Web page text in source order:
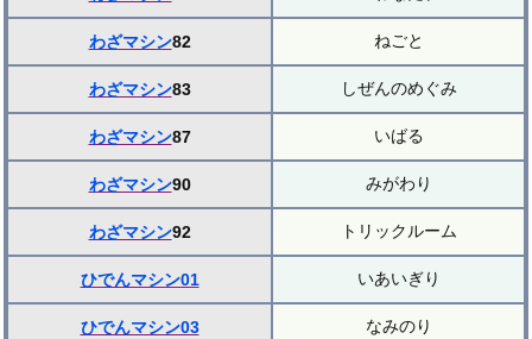
わざマシン82 ねごと
わざマシン83 しぜんのめぐみ
わざマシン87 いばる
わざマシン90 みがわり
わざマシン92 トリックルーム
ひでんマシン01 いあいぎり
ひでんマシン03 なみのり